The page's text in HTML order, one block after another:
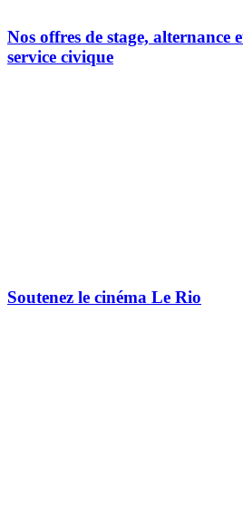
Nos offres de stage, alternance
service civique
Soutenez le cinéma Le Rio